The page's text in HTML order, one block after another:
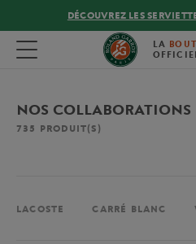
DÉCOUVREZ LES
Toggle navigation LA
NOS COLLABORATIONS
735 PRODUIT(S)
LACOSTE CARRÉ BLANC